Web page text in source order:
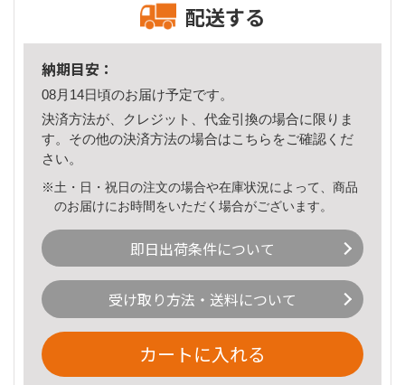
配送する
納期目安：
08月14日頃のお届け予定です。
決済方法が、クレジット、代金引換の場合に限りま
す。その他の決済方法の場合はこちら をご確認くだ
さい。
※土・日・祝日の注文の場合や在庫状況によって、商品
のお届けにお時間をいただく場合がございます。
即日出荷条件について
受け取り方法・送料について
カートに入れる